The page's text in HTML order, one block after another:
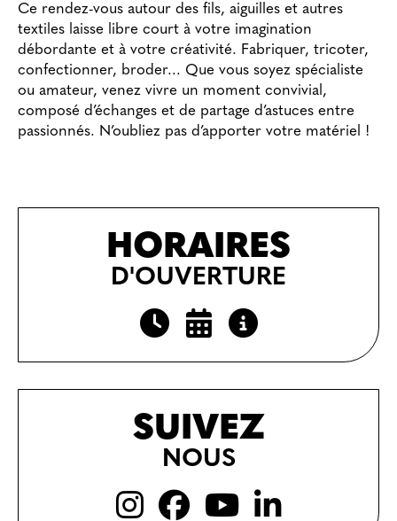
Ce rendez-vous autour des fils, aiguilles et autres
textiles laisse libre court à votre imagination
débordante et à votre créativité. Fabriquer, tricoter,
confectionner, broder... Que vous soyez spécialiste
ou amateur, venez vivre un moment convivial,
composé d’échanges et de partage d’astuces entre
passionnés. N’oubliez pas d’apporter votre matériel !
HORAIRES
D'OUVERTURE
SUIVEZ
NOUS